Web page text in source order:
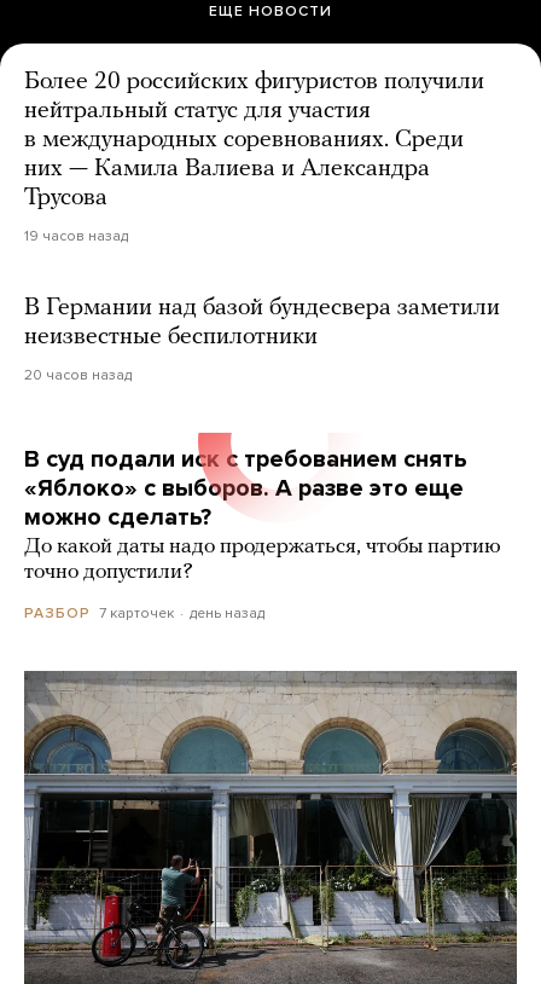
ЕЩЕ НОВОСТИ
Более 20 российских фигуристов получили
нейтральный статус для участия
в международных соревнованиях. Среди
них — Камила Валиева и Александра
Трусова
19 часов назад
В Германии над базой бундесвера заметили
неизвестные беспилотники
20 часов назад
В суд подали иск с требованием снять
«Яблоко» с выборов. А разве это еще
можно сделать?
До какой даты надо продержаться, чтобы партию
точно допустили?
РАЗБОР 7 карточек день назад